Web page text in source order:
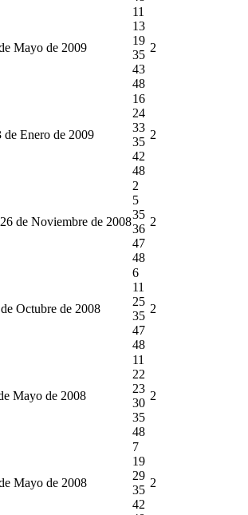
Mayo de 2009
11
13
19
35
43
48
2
de Enero de 2009
16
24
33
35
42
48
2
de Noviembre de 2008
2
5
35
36
47
48
2
Octubre de 2008
6
11
25
35
47
48
2
Mayo de 2008
11
22
23
30
35
48
2
Mayo de 2008
7
19
29
35
42
2